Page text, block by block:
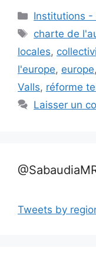
Catégories
Institutions -
Étiquettes
charte de
locales,
l'europe, europe,
Valls, réforme
Laisser un
Tweets by